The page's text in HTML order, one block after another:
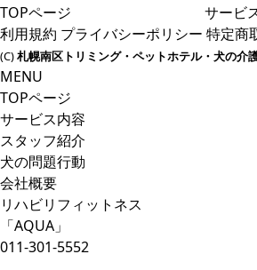
TOPページ サービ
利用規約 プライバシーポリシー 特定商
(C)札幌南区トリミング・ペットホテル・犬の介
MENU
TOPページ
サービス内容
スタッフ紹介
犬の問題行動
会社概要
リハビリフィットネス
「AQUA」
011-301-5552